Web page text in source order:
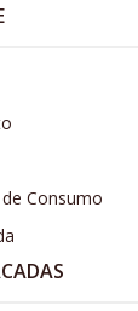
Consumo